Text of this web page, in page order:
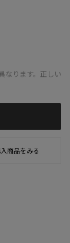
なります。正しい
商品をみる